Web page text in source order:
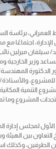
العمراني، برئاسة
اجتماعًا مع
سيلفان ميرلين
وزير الخارجية
الدكتورة
للمشروع،
المشروع وما
الأول لمجلس
بين الهيئة
بين الطرفين، وكذلك